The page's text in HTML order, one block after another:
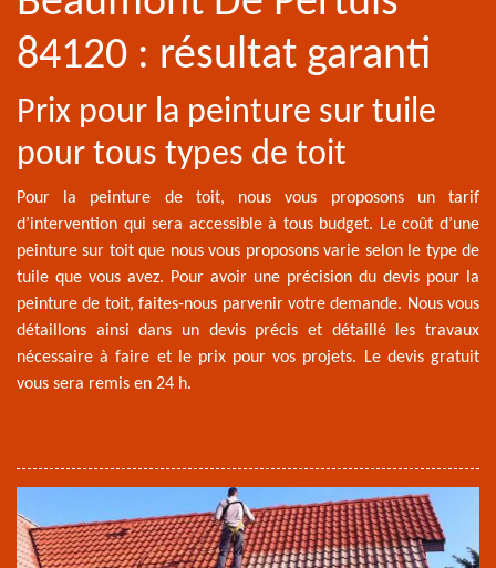
84120 : résultat garanti
Prix pour la peinture sur tuile
pour tous types de toit
Pour la peinture de toit, nous vous proposons un tarif
d’intervention qui sera accessible à tous budget. Le coût d’une
peinture sur toit que nous vous proposons varie selon le type de
tuile que vous avez. Pour avoir une précision du devis pour la
peinture de toit, faites-nous parvenir votre demande. Nous vous
détaillons ainsi dans un devis précis et détaillé les travaux
nécessaire à faire et le prix pour vos projets. Le devis gratuit
vous sera remis en 24 h.